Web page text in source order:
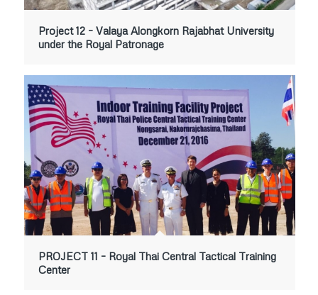
Project 12 – Valaya Alongkorn Rajabhat University
under the Royal Patronage
PROJECT 11 – Royal Thai Central Tactical Training
Center